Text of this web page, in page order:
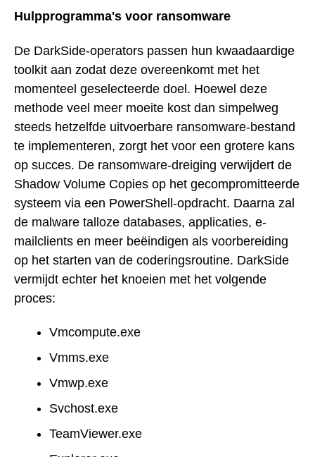
Hulpprogramma's voor ransomware
De DarkSide-operators passen hun kwaadaardige
toolkit aan zodat deze overeenkomt met het
momenteel geselecteerde doel. Hoewel deze
methode veel meer moeite kost dan simpelweg
steeds hetzelfde uitvoerbare ransomware-bestand
te implementeren, zorgt het voor een grotere kans
op succes. De ransomware-dreiging verwijdert de
Shadow Volume Copies op het gecompromitteerde
systeem via een PowerShell-opdracht. Daarna zal
de malware talloze databases, applicaties, e-
mailclients en meer beëindigen als voorbereiding
op het starten van de coderingsroutine. DarkSide
vermijdt echter het knoeien met het volgende
proces:
Vmcompute.exe
Vmms.exe
Vmwp.exe
Svchost.exe
TeamViewer.exe